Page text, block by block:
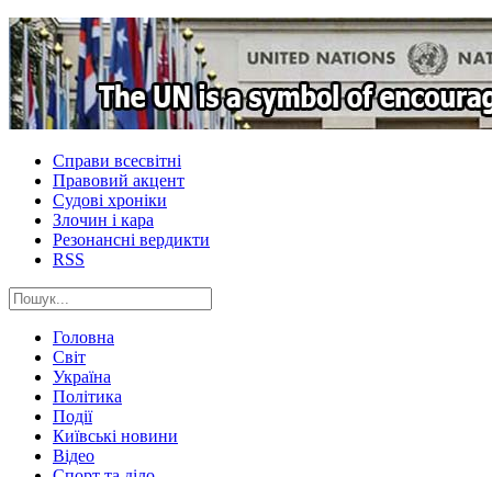
Справи всесвітні
Правовий акцент
Судові хроніки
Злочин і кара
Резонансні вердикти
RSS
Головна
Світ
Україна
Політика
Події
Київські новини
Відео